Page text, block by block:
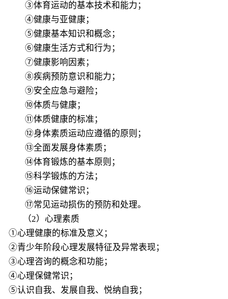
③体育运动的基本技术和能力；
④健康与亚健康；
⑤健康基本知识和概念；
⑥健康生活方式和行为；
⑦健康影响因素；
⑧疾病预防意识和能力；
⑨安全应急与避险；
⑩体质与健康；
⑪体质健康的标准；
⑫身体素质运动应遵循的原则；
⑬全面发展身体素质；
⑭体育锻炼的基本原则；
⑮科学锻炼的方法；
⑯运动保健常识；
⑰常见运动损伤的预防和处理。
（2）心理素质
①心理健康的标准及意义；
②青少年阶段心理发展特征及异常表现；
③心理咨询的概念和功能；
④心理保健常识；
⑤认识自我、发展自我、悦纳自我；